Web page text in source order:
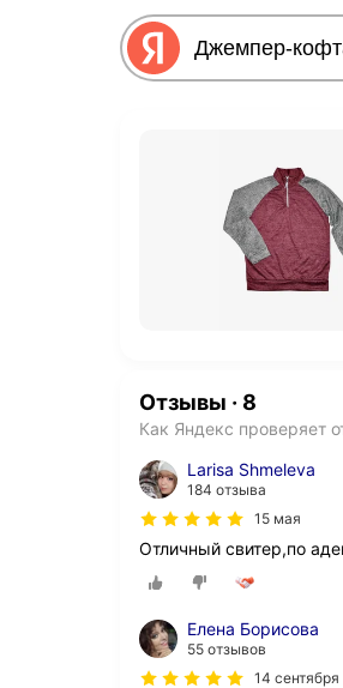
Отзывы · 8
Как Яндекс проверяет
Larisa Shmeleva
184 отзыва
15 мая
Отличный свитер,по
Елена Борисова
55 отзывов
14